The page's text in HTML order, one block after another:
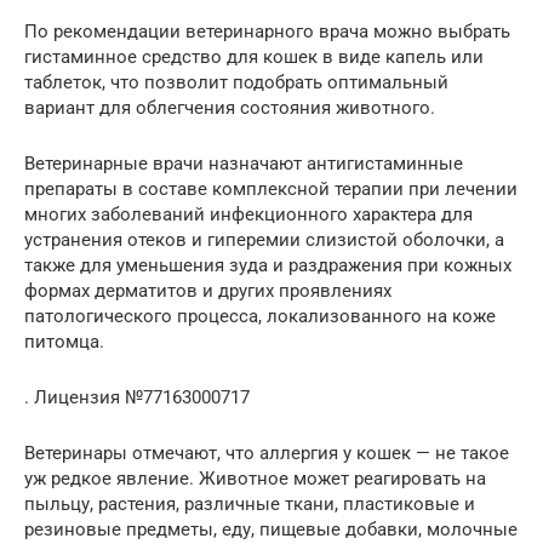
По рекомендации ветеринарного врача можно выбрать
гистаминное средство для кошек в виде капель или
таблеток, что позволит подобрать оптимальный
вариант для облегчения состояния животного.
Ветеринарные врачи назначают антигистаминные
препараты в составе комплексной терапии при лечении
многих заболеваний инфекционного характера для
устранения отеков и гиперемии слизистой оболочки, а
также для уменьшения зуда и раздражения при кожных
формах дерматитов и других проявлениях
патологического процесса, локализованного на коже
питомца.
. Лицензия №77163000717
Ветеринары отмечают, что аллергия у кошек — не такое
уж редкое явление. Животное может реагировать на
пыльцу, растения, различные ткани, пластиковые и
резиновые предметы, еду, пищевые добавки, молочные